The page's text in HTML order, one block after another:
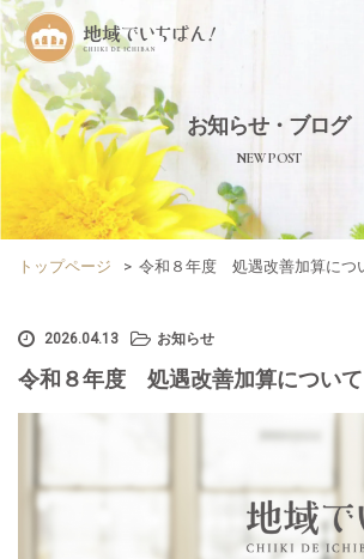
お知らせ・ブログ
NEW POST
トップページ > 令和８年度 処遇改善加算につ
2026.04.13 お知らせ
令和８年度 処遇改善加算について